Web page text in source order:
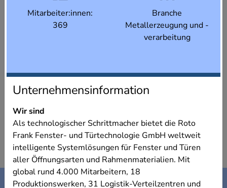
Mitarbeiter:innen:
369
Branche
Metallerzeugung und -
verarbeitung
Unternehmensinformation
Wir sind
Als technologischer Schrittmacher bietet die Roto
Frank Fenster- und Türtechnologie GmbH weltweit
intelligente Systemlösungen für Fenster und Türen
aller Öffnungsarten und Rahmenmaterialien. Mit
global rund 4.000 Mitarbeitern, 18
Produktionswerken, 31 Logistik-Verteilzentren und
Kontakt Impressum